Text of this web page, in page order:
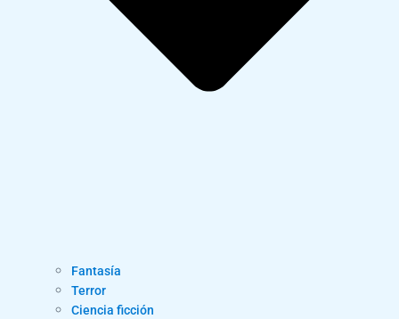
Fantasía
Terror
Ciencia ficción